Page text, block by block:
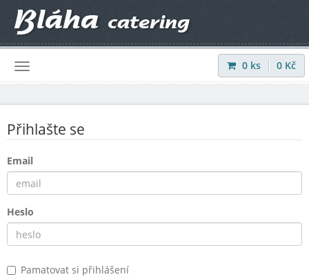
Přihlásit |Registrovat
0 ks 0 Kč
Přihlašte se
Email
Heslo
Pamatovat si přihlášení